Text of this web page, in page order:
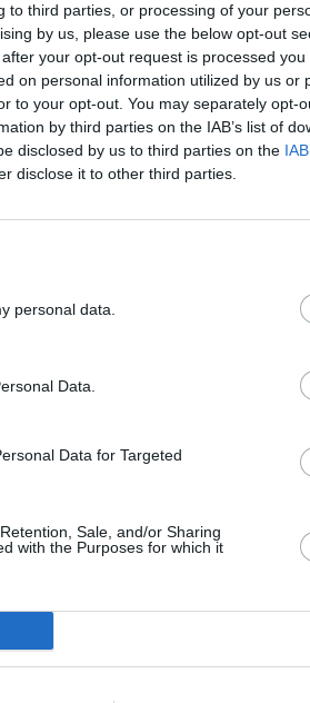
to third parties, or processing of your
by us, please use the below opt-out
your opt-out request is processed you
on personal information utilized by us or
to your opt-out. You may separately opt-
by third parties on the IAB’s list of
disclosed by us to third parties on the
disclose it to other third parties.
personal data.
Data.
Data for Targeted
Sale, and/or Sharing
with the Purposes for which it
LinkedInEmail Print
histoire